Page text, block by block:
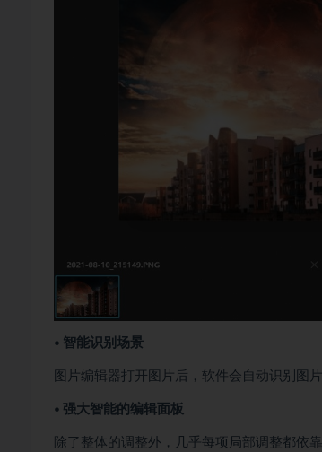
• 智能识别场景
图片编辑器打开图片后，软件会自动识别图
• 强大智能的编辑面板
除了整体的调整外，几乎每项局部调整都依